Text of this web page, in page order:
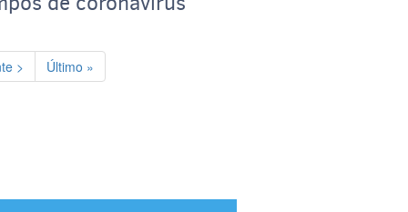
página
> Última página
Último »